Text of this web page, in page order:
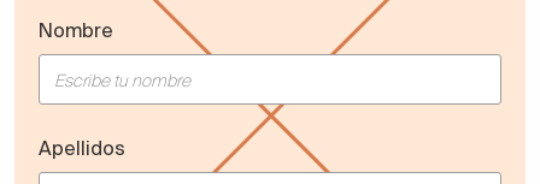
Nombre
Apellidos